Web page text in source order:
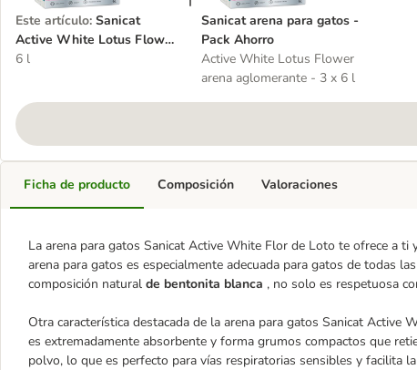
Este artículo: Sanicat
Active White Lotus Flower
arena aglomerante para
6 l
Sanicat arena para gatos -
Pack Ahorro
Active White Lotus Flower
arena aglomerante - 3 x 6 l
Ficha de producto
La arena para gatos Sanicat Active White Flor de Loto te ofrece a
arena para gatos es especialmente adecuada para gatos de todas
composición natural de bentonita blanca , no solo es respetuosa
Otra característica destacada de la arena para gatos Sanicat Active
es extremadamente absorbente y forma grumos compactos que
polvo, lo que es perfecto para vías respiratorias sensibles y facilita
Composición Valoraciones